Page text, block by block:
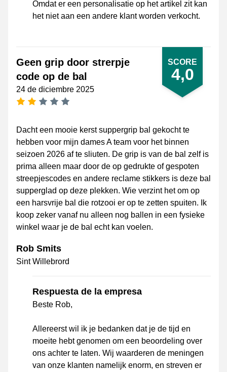
Omdat er een personalisatie op het artikel zit kan
het niet aan een andere klant worden verkocht.
SCORE
4,0
Geen grip door strerpje
code op de bal
24 de diciembre 2025
Dacht een mooie kerst suppergrip bal gekocht te
hebben voor mijn dames A team voor het binnen
seizoen 2026 af te sliuten. De grip is van de bal zelf is
prima alleen maar door de op gedrukte of gespoten
streepjescodes en andere reclame stikkers is deze bal
supperglad op deze plekken. Wie verzint het om op
een harsvrije bal die rotzooi er op te zetten spuiten. Ik
koop zeker vanaf nu alleen nog ballen in een fysieke
winkel waar je de bal echt kan voelen.
Rob Smits
Sint Willebrord
Respuesta de la empresa
Beste Rob,
Allereerst wil ik je bedanken dat je de tijd en
moeite hebt genomen om een beoordeling over
ons achter te laten. Wij waarderen de meningen
van onze klanten namelijk enorm, en streven er